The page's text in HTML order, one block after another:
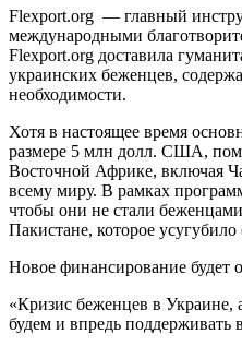
Flexport.org — главный
международными
Flexport.org доставила
украинских беженцев,
необходимости.
Хотя в настоящее время
размере 5 млн долл. США,
Восточной Африке, включая
всему миру. В рамках
чтобы они не стали
Пакистане, которое
Новое финансирование будет
«Кризис беженцев в
будем и впредь